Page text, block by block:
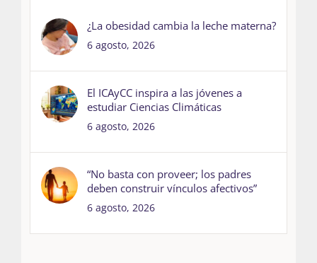
¿La obesidad cambia la leche materna?
6 agosto, 2026
El ICAyCC inspira a las jóvenes a
estudiar Ciencias Climáticas
6 agosto, 2026
“No basta con proveer; los padres
deben construir vínculos afectivos”
6 agosto, 2026